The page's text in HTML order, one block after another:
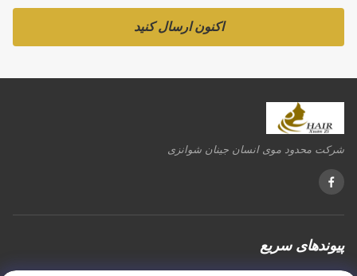
اکنون ارسال کنید
شرکت محدود موی انسان جینان شوانزی
پیوندهای سریع